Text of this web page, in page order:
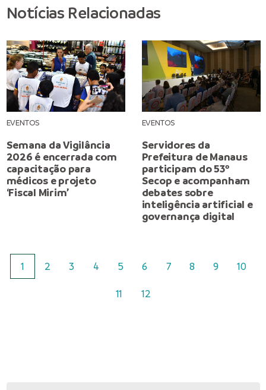
Notícias Relacionadas
EVENTOS
Semana da Vigilância
2026 é encerrada com
capacitação para
médicos e projeto
‘Fiscal Mirim’
EVENTOS
Servidores da
Prefeitura de Manaus
participam do 53º
Secop e acompanham
debates sobre
inteligência artificial e
governança digital
1 2 3 4 5 6 7 8 9 10
11 12